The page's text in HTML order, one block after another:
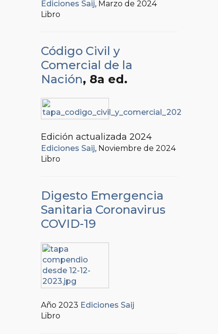
Ediciones Saij, Marzo de 2024
Libro
Código Civil y
Comercial de la
Nación, 8a ed.
Edición actualizada 2024
Ediciones Saij, Noviembre de 2024
Libro
Digesto Emergencia
Sanitaria Coronavirus
COVID-19
Año 2023 Ediciones Saij
Libro